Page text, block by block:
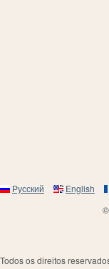
Русский English
Todos os direitos